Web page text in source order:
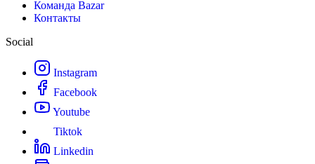
Команда Bazar
Контакты
Social
Instagram
Facebook
Youtube
Tiktok
Linkedin